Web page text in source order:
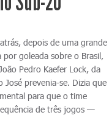
depois de uma grande
por goleada sobre o Brasil,
Pedro Kaefer Lock, da
José prevenia-se. Dizia que
para que o time
de três jogos —